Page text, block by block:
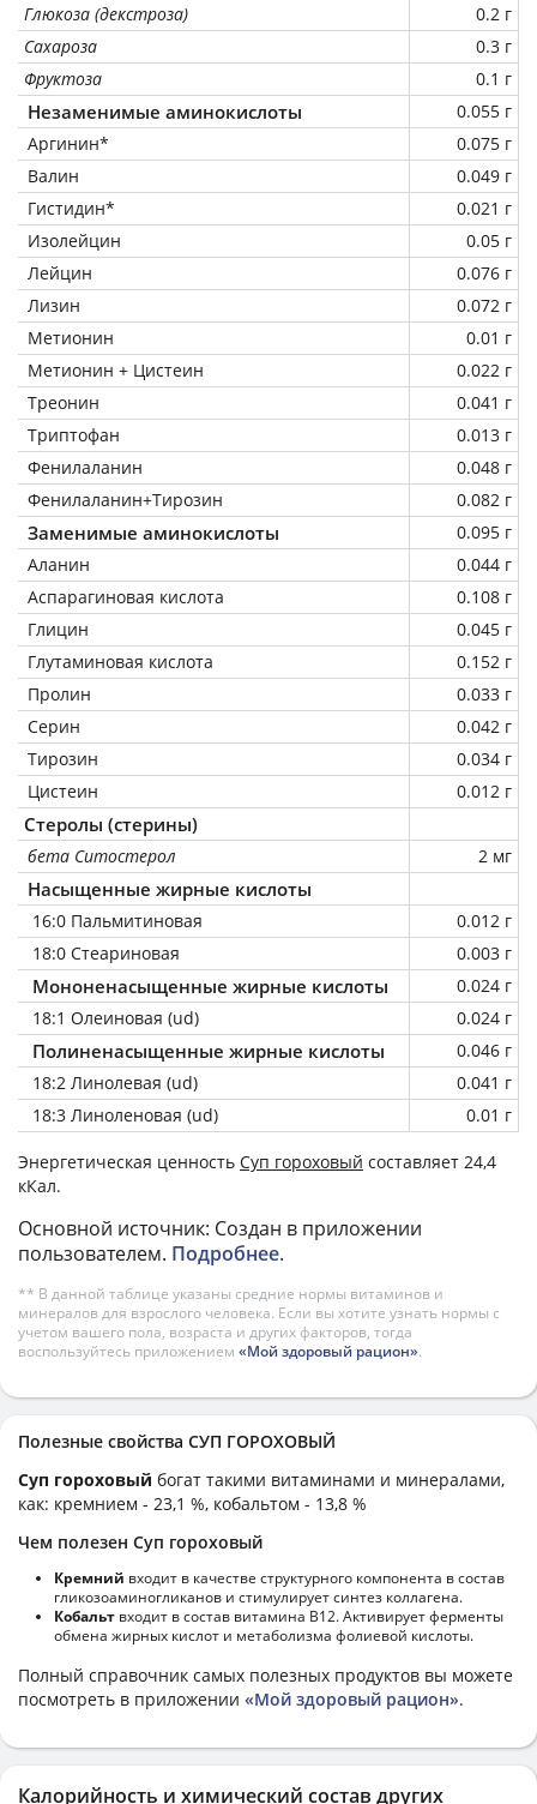
Глюкоза (декстроза)
0.2 г
Сахароза
0.3 г
Фруктоза
0.1 г
Незаменимые аминокислоты
0.055 г
Аргинин*
0.075 г
Валин
0.049 г
Гистидин*
0.021 г
Изолейцин
0.05 г
Лейцин
0.076 г
Лизин
0.072 г
Метионин
0.01 г
Метионин + Цистеин
0.022 г
Треонин
0.041 г
Триптофан
0.013 г
Фенилаланин
0.048 г
Фенилаланин+Тирозин
0.082 г
Заменимые аминокислоты
0.095 г
Аланин
0.044 г
Аспарагиновая кислота
0.108 г
Глицин
0.045 г
Глутаминовая кислота
0.152 г
Пролин
0.033 г
Серин
0.042 г
Тирозин
0.034 г
Цистеин
0.012 г
Стеролы (стерины)
бета Ситостерол 2 мг
Насыщенные жирные кислоты
16:0 Пальмитиновая
0.012 г
18:0 Стеариновая
0.003 г
Мононенасыщенные жирные кислоты
0.024 г
18:1 Олеиновая (ud)
0.024 г
Полиненасыщенные жирные кислоты
0.046 г
18:2 Линолевая (ud)
0.041 г
18:3 Линоленовая (ud)
0.01 г
Энергетическая ценность Суп гороховый составляет 24,4
кКал.
Основной источник: Создан в приложении
пользователем. Подробнее.
** В данной таблице указаны средние нормы витаминов и
минералов для взрослого человека. Если вы хотите узнать нормы с
учетом вашего пола, возраста и других факторов, тогда
воспользуйтесь приложением «Мой здоровый рацион».
Полезные свойства СУП ГОРОХОВЫЙ
Суп гороховый богат такими витаминами и минералами,
как: кремнием - 23,1 %, кобальтом - 13,8 %
Чем полезен Суп гороховый
Кремний входит в качестве структурного компонента в состав
гликозоаминогликанов и стимулирует синтез коллагена.
Кобальт входит в состав витамина В12. Активирует ферменты
обмена жирных кислот и метаболизма фолиевой кислоты.
Полный справочник самых полезных продуктов вы можете
посмотреть в приложении «Мой здоровый рацион».
Калорийность и химический состав других